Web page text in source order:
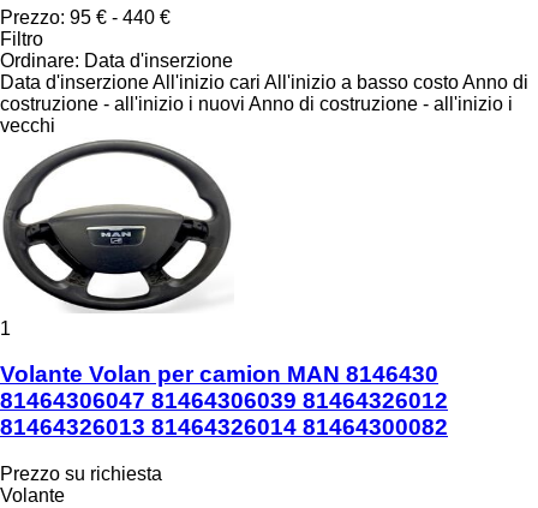
Prezzo: 95 € - 440 €
Filtro
Ordinare: Data d'inserzione
Data d'inserzioneAll'inizio cari All'inizio a basso costoAnno di
costruzione - all'inizio i nuovi Anno di costruzione - all'inizio i
vecchi
1
Volante Volan per camion MAN 8146430
81464306047 81464306039 81464326012
81464326013 81464326014 81464300082
Prezzo su richiesta
Volante